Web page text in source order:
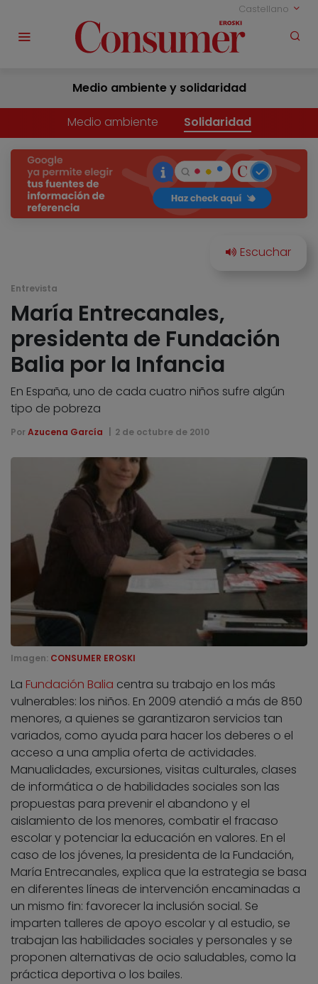
Castellano
Medio ambiente y solidaridad
Medio ambiente Solidaridad
Entrevista
María Entrecanales,
presidenta de Fundación
Balia por la Infancia
En España, uno de cada cuatro niños sufre algún
tipo de pobreza
Por Azucena García 2 de octubre de 2010
Imagen: CONSUMER EROSKI
La Fundación Balia centra su trabajo en los más
vulnerables: los niños. En 2009 atendió a más de 850
menores, a quienes se garantizaron servicios tan
variados, como ayuda para hacer los deberes o el
acceso a una amplia oferta de actividades.
Manualidades, excursiones, visitas culturales, clases
de informática o de habilidades sociales son las
propuestas para prevenir el abandono y el
aislamiento de los menores, combatir el fracaso
escolar y potenciar la educación en valores. En el
caso de los jóvenes, la presidenta de la Fundación,
María Entrecanales, explica que la estrategia se basa
en diferentes líneas de intervención encaminadas a
un mismo fin: favorecer la inclusión social. Se
imparten talleres de apoyo escolar y al estudio, se
trabajan las habilidades sociales y personales y se
proponen alternativas de ocio saludables, como la
práctica deportiva o los bailes.